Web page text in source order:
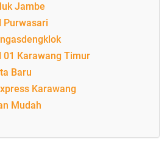
Jambe
Purwasari
01 Karawang Timur
Baru
Karawang
Mudah